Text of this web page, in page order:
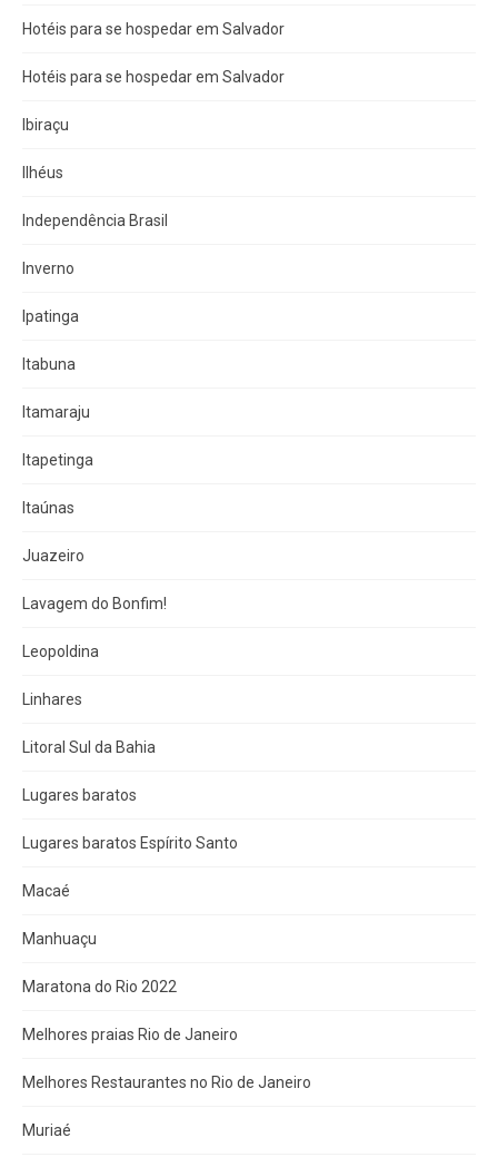
Hotéis para se hospedar em Salvador
Hotéis para se hospedar em Salvador
Ibiraçu
Ilhéus
Independência Brasil
Inverno
Ipatinga
Itabuna
Itamaraju
Itapetinga
Itaúnas
Juazeiro
Lavagem do Bonfim!
Leopoldina
Linhares
Litoral Sul da Bahia
Lugares baratos
Lugares baratos Espírito Santo
Macaé
Manhuaçu
Maratona do Rio 2022
Melhores praias Rio de Janeiro
Melhores Restaurantes no Rio de Janeiro
Muriaé